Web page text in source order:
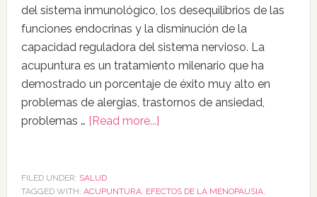
del sistema inmunológico, los desequilibrios de las
funciones endocrinas y la disminución de la
capacidad reguladora del sistema nervioso. La
acupuntura es un tratamiento milenario que ha
demostrado un porcentaje de éxito muy alto en
problemas de alergias, trastornos de ansiedad,
problemas … [Read more...]
FILED UNDER: SALUD
TAGGED WITH: ACUPUNTURA, EFECTOS DE LA MENOPAUSIA,